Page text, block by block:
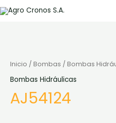
Inicio / Bombas / Bombas
Bombas Hidráulicas
AJ54124